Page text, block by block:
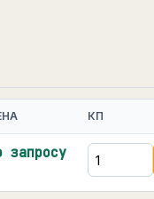
КП
запросу